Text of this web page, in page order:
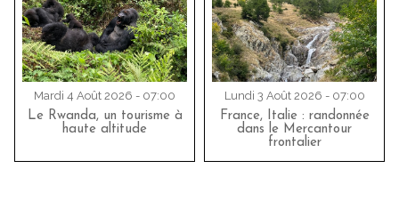
Mardi 4 Août 2026 - 07:00
Le Rwanda, un tourisme à
haute altitude
Lundi 3 Août 2026 - 07:00
France, Italie : randonnée
dans le Mercantour
frontalier